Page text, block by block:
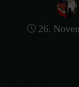
26.